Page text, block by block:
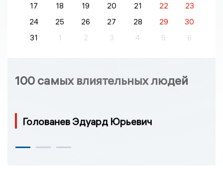
17
18 19 20 21 22
23
24
25 26 27 28 29
30
31
1 2 3 4 5 6
100 самых влиятельных людей
Голованев Эдуард Юрьевич